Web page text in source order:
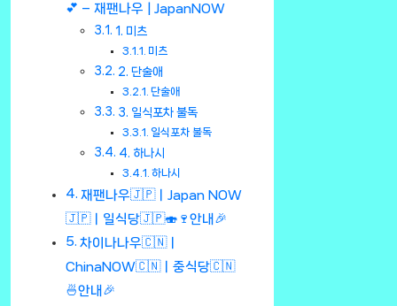
💕 – 재팬나우 | JapanNOW
1. 미츠
미츠
2. 단술애
단술애
3. 일식포차 불독
일식포차 불독
4. 하나시
하나시
재팬나우🇯🇵ㅣJapan NOW
🇯🇵ㅣ일식당🇯🇵🍣🍷안내🎉
차이나나우🇨🇳ㅣ
ChinaNOW🇨🇳ㅣ중식당🇨🇳
🍜안내🎉